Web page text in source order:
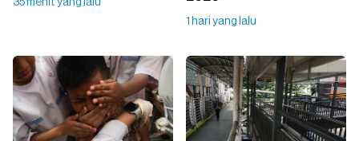
35 menit yang lalu
1 hari yang lalu